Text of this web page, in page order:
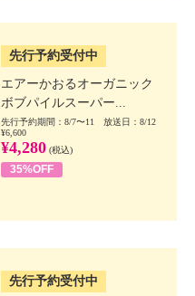
先行予約受付中
エアーかおるオーガニック
ボブパイルスーパー...
先行予約期間：8/7〜11 放送日：8/12
¥6,600
¥4,280 (税込)
35%OFF
先行予約受付中